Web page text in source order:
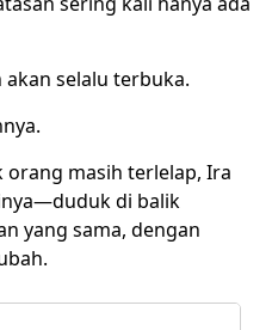
akan selalu terbuka.
orang masih terlelap, Ira
di balik
yang sama, dengan